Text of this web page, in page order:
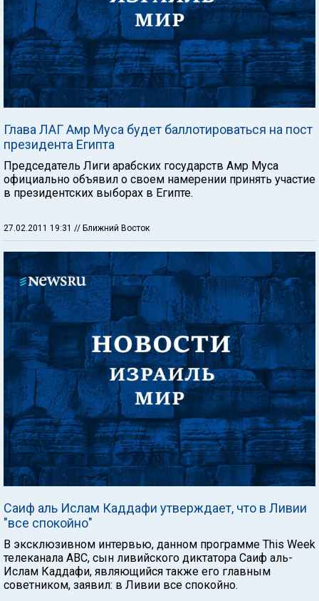
Глава ЛАГ Амр Муса будет баллотироваться на пост
президента Египта
Председатель Лиги арабских государств Амр Муса
официально объявил о своем намерении принять участие
в президентских выборах в Египте.
27.02.2011 19:31 // Ближний Восток
Саиф аль Ислам Каддафи утверждает, что в Ливии
"все спокойно"
В эксклюзивном интервью, данном программе This Week
телеканала АВС, сын ливийского диктатора Саиф аль-
Ислам Каддафи, являющийся также его главным
советником, заявил: в Ливии все спокойно.